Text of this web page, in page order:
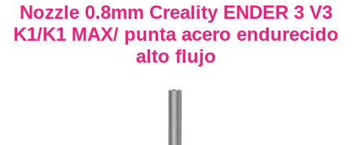
Nozzle 0.8mm Creality ENDER 3 V3
K1/K1 MAX/ punta acero endurecido
alto flujo